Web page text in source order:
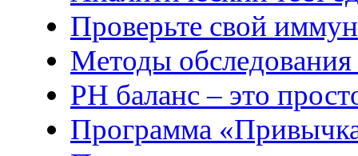
Проверьте свой
Методы обследования
РH баланс – это
Программа